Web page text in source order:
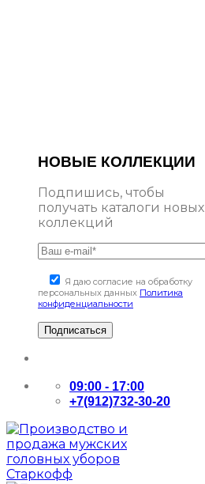
НОВЫЕ КОЛЛЕКЦИИ
Подпишись, чтобы
получать каталоги новых
коллекций
Я даю согласие на обработку
персональных данных Политика
конфиденциальности
09:00 - 17:00
+7(912)732-30-20